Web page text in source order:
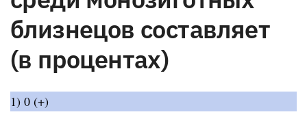
близнецов составляет
(в процентах)
1) 0 (+)